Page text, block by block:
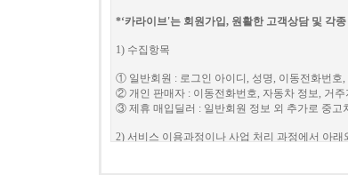
말합니다.
③ '비밀번호'라 함은 '회원'이 부여 받은 '아이디'
④ '사이버포인트'는 카라이브의 '유료서비스' 중
'사이버 포인트(마일리지)'로 카라이브가 임의로
데이터를 말합니다.
① 카라이브가 정한 양식에 따라 회원정보를 기
*‘카라이브'는 회원가입, 원활한 고객상담 및 각
1) 수집항목
① 일반회원 : 로그인 아이디, 성명, 이동전화번호,
② 개인 판매자 : 이동전화번호, 자동차 정보, 거주
③ 제휴 매입딜러 : 일반회원 정보 외 추가로 중고
2) 서비스 이용과정이나 사업 처리 과정에서 아